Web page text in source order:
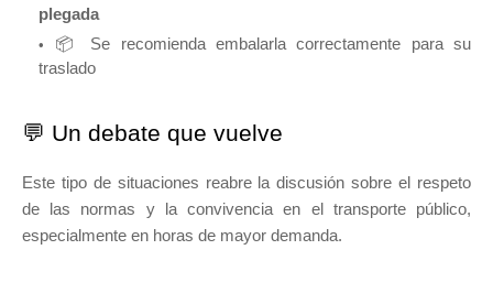
plegada
📦 Se recomienda embalarla correctamente para su
traslado
💬 Un debate que vuelve
Este tipo de situaciones reabre la discusión sobre el respeto
de las normas y la convivencia en el transporte público,
especialmente en horas de mayor demanda.